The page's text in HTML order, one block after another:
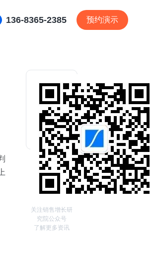
136-8365-2385 预约演示
关注销售增长研
究院公众号
了解更多资讯